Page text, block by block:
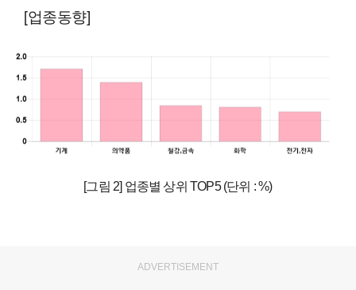
[업종동향]
[그림 2] 업종별 상위 TOP5 (단위 : %)
ADVERTISEMENT